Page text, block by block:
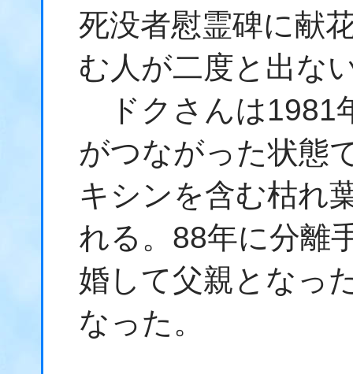
死没者慰霊碑に献
む人が二度と出な
ドクさんは1981
がつながった状態
キシンを含む枯れ
れる。88年に分離
婚して父親となっ
なった。